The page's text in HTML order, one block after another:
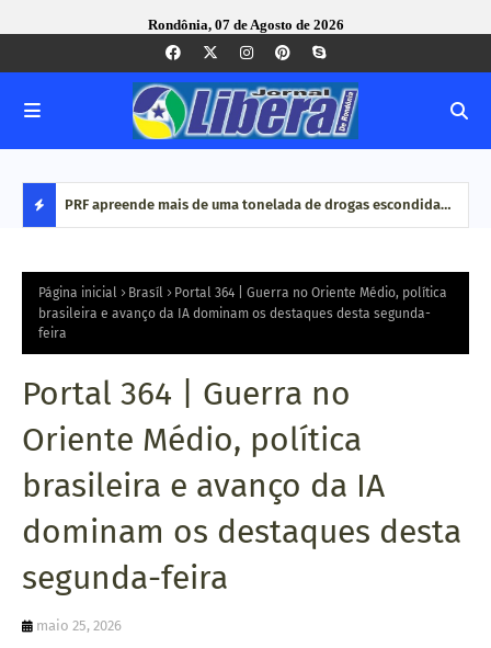
Rondônia, 07 de Agosto de 2026
S
T
da PRF apreende mais de uma tonelada de drogas escondida
Página inicial Brasíl
Portal 364 | Guerra no Oriente Médio, política
brasileira e avanço da IA dominam os destaques desta segunda-
feira
Portal 364 | Guerra no
Oriente Médio, política
brasileira e avanço da IA
dominam os destaques desta
segunda-feira
maio 25, 2026